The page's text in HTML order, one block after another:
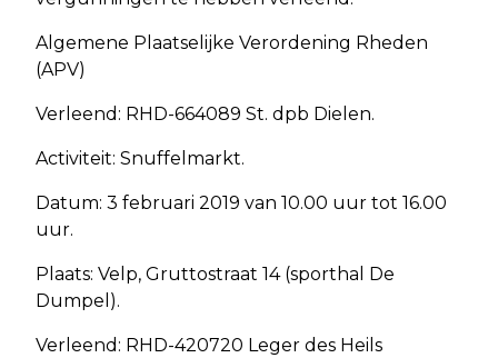
Algemene Plaatselijke Verordening Rheden
(APV)
Verleend: RHD-664089 St. dpb Dielen.
Activiteit: Snuffelmarkt.
Datum: 3 februari 2019 van 10.00 uur tot 16.00
uur.
Plaats: Velp, Gruttostraat 14 (sporthal De
Dumpel).
Verleend: RHD-420720 Leger des Heils